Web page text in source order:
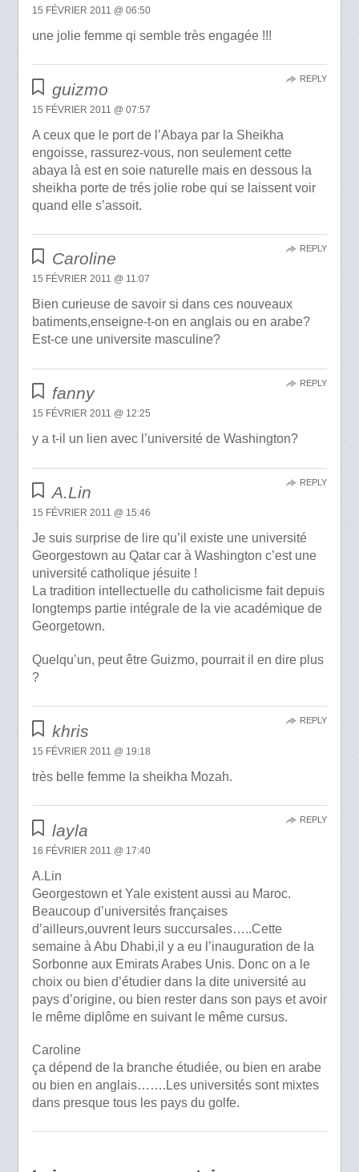
15 FÉVRIER 2011 @ 06:50
une jolie femme qi semble très engagée !!!
guizmo
15 FÉVRIER 2011 @ 07:57
A ceux que le port de l’Abaya par la Sheikha
engoisse, rassurez-vous, non seulement cette
abaya là est en soie naturelle mais en dessous la
sheikha porte de trés jolie robe qui se laissent voir
quand elle s’assoit.
REPLY
Caroline
15 FÉVRIER 2011 @ 11:07
Bien curieuse de savoir si dans ces nouveaux
batiments,enseigne-t-on en anglais ou en arabe?
Est-ce une universite masculine?
REPLY
fanny
15 FÉVRIER 2011 @ 12:25
y a t-il un lien avec l’université de Washington?
REPLY
A.Lin
15 FÉVRIER 2011 @ 15:46
Je suis surprise de lire qu’il existe une université
Georgestown au Qatar car à Washington c’est une
université catholique jésuite !
La tradition intellectuelle du catholicisme fait depuis
longtemps partie intégrale de la vie académique de
Georgetown.
Quelqu’un, peut être Guizmo, pourrait il en dire plus
?
REPLY
khris
15 FÉVRIER 2011 @ 19:18
très belle femme la sheikha Mozah.
REPLY
layla
16 FÉVRIER 2011 @ 17:40
A.Lin
Georgestown et Yale existent aussi au Maroc.
Beaucoup d’universités françaises
d’ailleurs,ouvrent leurs succursales…..Cette
semaine à Abu Dhabi,il y a eu l’inauguration de la
Sorbonne aux Emirats Arabes Unis. Donc on a le
choix ou bien d’étudier dans la dite université au
pays d’origine, ou bien rester dans son pays et avoir
le même diplôme en suivant le même cursus.
Caroline
ça dépend de la branche étudiée, ou bien en arabe
ou bien en anglais…….Les universités sont mixtes
dans presque tous les pays du golfe.
REPLY